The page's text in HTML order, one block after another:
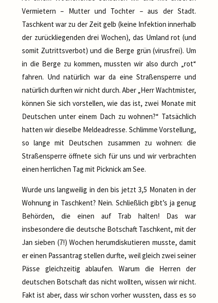
Vermietern – Mutter und Tochter – aus der Stadt.
Taschkent war zu der Zeit gelb (keine Infektion innerhalb
der zurückliegenden drei Wochen), das Umland rot (und
somit Zutrittsverbot) und die Berge grün (virusfrei). Um
in die Berge zu kommen, mussten wir also durch „rot“
fahren. Und natürlich war da eine Straßensperre und
natürlich durften wir nicht durch. Aber „Herr Wachtmister,
können Sie sich vorstellen, wie das ist, zwei Monate mit
Deutschen unter einem Dach zu wohnen?“ Tatsächlich
hatten wir dieselbe Meldeadresse. Schlimme Vorstellung,
so lange mit Deutschen zusammen zu wohnen: die
Straßensperre öffnete sich für uns und wir verbrachten
einen herrlichen Tag mit Picknick am See.
Wurde uns langweilig in den bis jetzt 3,5 Monaten in der
Wohnung in Taschkent? Nein. Schließlich gibt’s ja genug
Behörden, die einen auf Trab halten! Das war
insbesondere die deutsche Botschaft Taschkent, mit der
Jan sieben (7!) Wochen herumdiskutieren musste, damit
er einen Passantrag stellen durfte, weil gleich zwei seiner
Pässe gleichzeitig ablaufen. Warum die Herren der
deutschen Botschaft das nicht wollten, wissen wir nicht.
Fakt ist aber, dass wir schon vorher wussten, dass es so